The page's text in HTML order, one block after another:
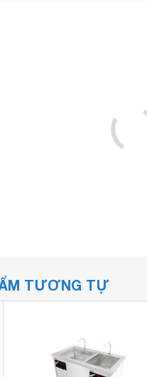
TƯƠNG TỰ